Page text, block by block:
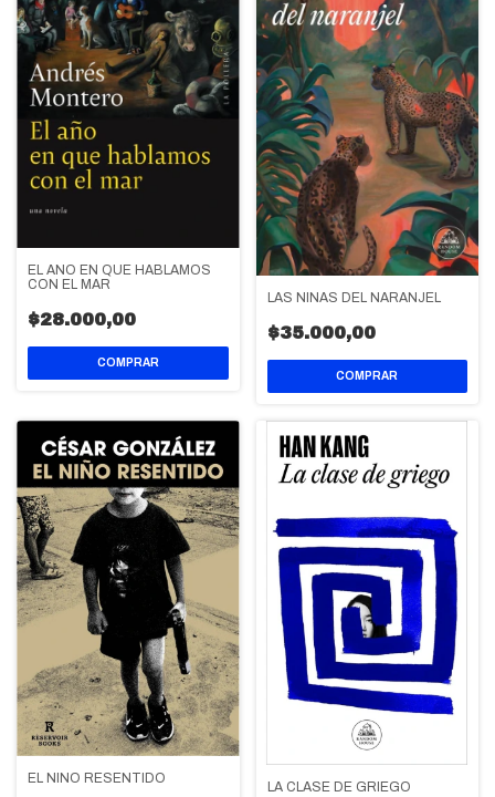
EL AÑO EN QUE HABLAMOS
CON EL MAR
$28.000,00
LAS NIÑAS DEL NARANJEL
$35.000,00
EL NIÑO RESENTIDO
LA CLASE DE GRIEGO